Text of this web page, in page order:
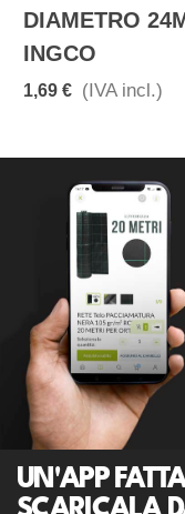
DIAMETRO
INGCO
1,69 € (IVA incl.)
UN'APP